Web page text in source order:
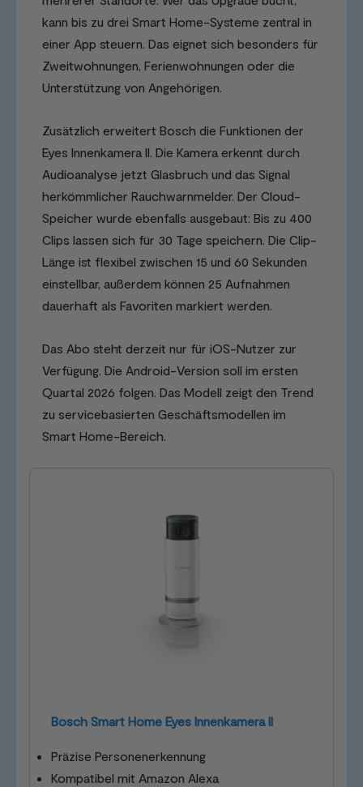
kann bis zu drei Smart Home-Systeme zentral in
einer App steuern. Das eignet sich besonders für
Zweitwohnungen, Ferienwohnungen oder die
Unterstützung von Angehörigen.
Zusätzlich erweitert Bosch die Funktionen der
Eyes Innenkamera II. Die Kamera erkennt durch
Audioanalyse jetzt Glasbruch und das Signal
herkömmlicher Rauchwarnmelder. Der Cloud-
Speicher wurde ebenfalls ausgebaut: Bis zu 400
Clips lassen sich für 30 Tage speichern. Die Clip-
Länge ist flexibel zwischen 15 und 60 Sekunden
einstellbar, außerdem können 25 Aufnahmen
dauerhaft als Favoriten markiert werden.
Das Abo steht derzeit nur für iOS-Nutzer zur
Verfügung. Die Android-Version soll im ersten
Quartal 2026 folgen. Das Modell zeigt den Trend
zu servicebasierten Geschäftsmodellen im
Smart Home-Bereich.
Bosch Smart Home Eyes Innenkamera II
Präzise Personenerkennung
Kompatibel mit Amazon Alexa